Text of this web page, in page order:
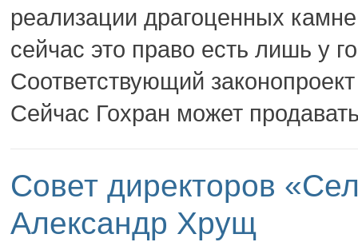
реализации драгоценных
сейчас это право есть лишь у
Соответствующий
Сейчас Гохран может
Совет директоров
Александр Хрущ